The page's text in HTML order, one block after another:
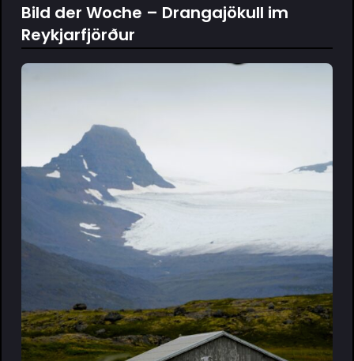
Bild der Woche – Drangajökull im
Reykjarfjörður